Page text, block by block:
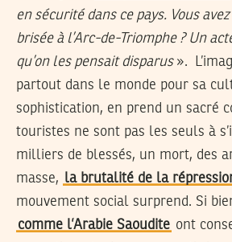
en sécurité dans ce pays. Vous
brisée à l’Arc-de-Triomphe ? Un
qu’on les pensait disparus ».
partout dans le monde pour sa
sophistication, en prend un sacré
touristes ne sont pas les seuls à
milliers de blessés, un mort, des
masse, la brutalité de la
mouvement social surprend. Si
comme l’Arabie Saoudite ont